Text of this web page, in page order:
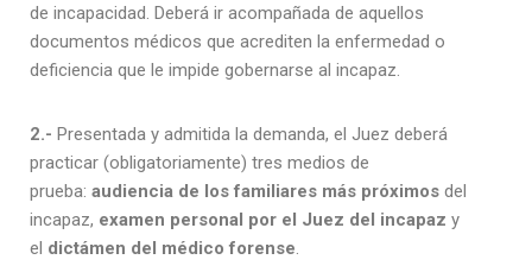
de incapacidad. Deberá ir acompañada de aquellos
documentos médicos que acrediten la enfermedad o
deficiencia que le impide gobernarse al incapaz.
2.- Presentada y admitida la demanda, el Juez deberá
practicar (obligatoriamente) tres medios de
prueba: audiencia de los familiares más próximos del
incapaz, examen personal por el Juez del incapaz y
el dictámen del médico forense.